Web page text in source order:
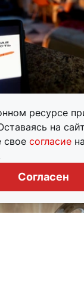
ресурсе
на
свое согласие
Согласен